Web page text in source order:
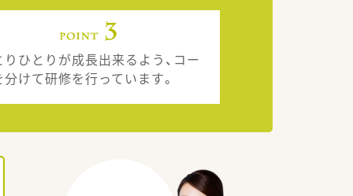
りひとりが成長出来るよう、コー
分けて研修を行っています。